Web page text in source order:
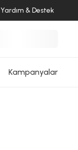
Yardım & Destek
Kampanyalar